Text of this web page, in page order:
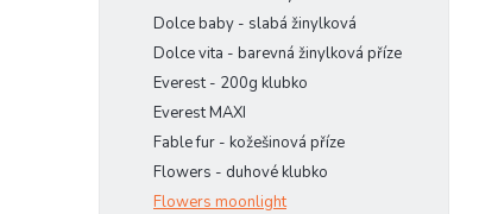
Dolce baby - slabá žinylková
Dolce vita - barevná žinylková příze
Everest - 200g klubko
Everest MAXI
Fable fur - kožešinová příze
Flowers - duhové klubko
Flowers moonlight